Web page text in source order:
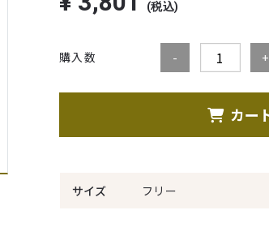
(税込)
購入数
カー
サイズ フリー